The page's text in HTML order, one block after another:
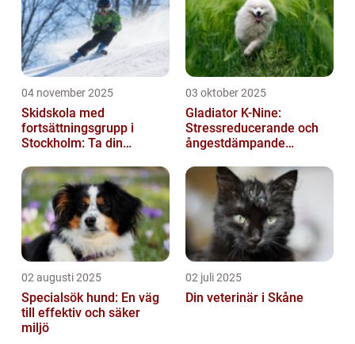
04 november 2025
Skidskola med
fortsättningsgrupp i
Stockholm: Ta din
03 oktober 2025
Gladiator K-Nine:
Stressreducerande och
ångestdämpande
02 augusti 2025
Specialsök hund: En väg
till effektiv och säker
miljö
02 juli 2025
Din veterinär i Skåne